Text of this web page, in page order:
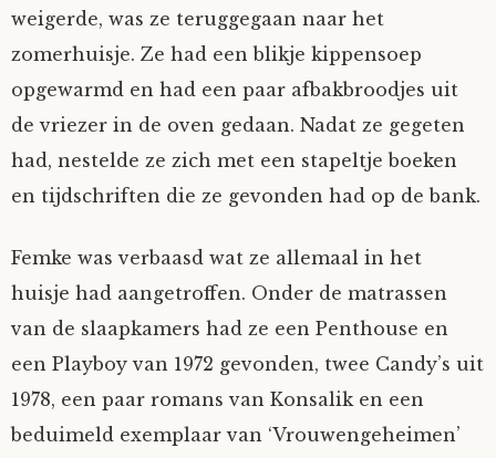
weigerde, was ze teruggegaan naar het
zomerhuisje. Ze had een blikje kippensoep
opgewarmd en had een paar afbakbroodjes uit
de vriezer in de oven gedaan. Nadat ze gegeten
had, nestelde ze zich met een stapeltje boeken
en tijdschriften die ze gevonden had op de bank.
Femke was verbaasd wat ze allemaal in het
huisje had aangetroffen. Onder de matrassen
van de slaapkamers had ze een Penthouse en
een Playboy van 1972 gevonden, twee Candy’s uit
1978, een paar romans van Konsalik en een
beduimeld exemplaar van ‘Vrouwengeheimen’